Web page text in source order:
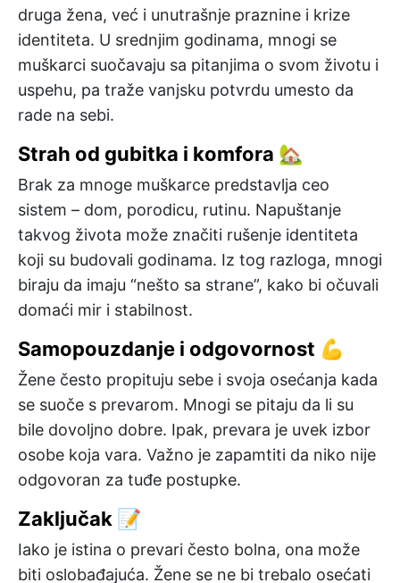
druga žena, već i unutrašnje praznine i krize
identiteta. U srednjim godinama, mnogi se
muškarci suočavaju sa pitanjima o svom životu i
uspehu, pa traže vanjsku potvrdu umesto da
rade na sebi.
Strah od gubitka i komfora 🏡
Brak za mnoge muškarce predstavlja ceo
sistem – dom, porodicu, rutinu. Napuštanje
takvog života može značiti rušenje identiteta
koji su budovali godinama. Iz tog razloga, mnogi
biraju da imaju “nešto sa strane”, kako bi očuvali
domaći mir i stabilnost.
Samopouzdanje i odgovornost 💪
Žene često propituju sebe i svoja osećanja kada
se suoče s prevarom. Mnogi se pitaju da li su
bile dovoljno dobre. Ipak, prevara je uvek izbor
osobe koja vara. Važno je zapamtiti da niko nije
odgovoran za tuđe postupke.
Zaključak 📝
Iako je istina o prevari često bolna, ona može
biti oslobađajuća. Žene se ne bi trebalo osećati